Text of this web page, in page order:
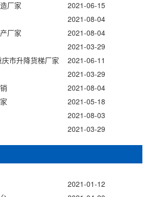
2021-06-15
厂家
2021-08-04
2021-08-04
厂家
2021-03-29
2021-06-11
市升降货梯厂家
2021-03-29
2021-08-04
2021-05-18
2021-08-03
2021-03-29
2021-01-12